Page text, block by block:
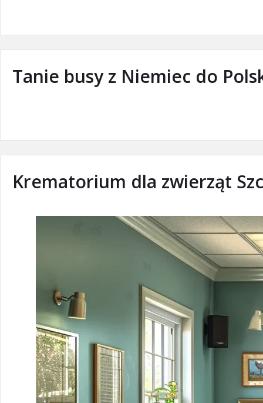
Tanie busy z Niemiec do
Krematorium dla zwierząt